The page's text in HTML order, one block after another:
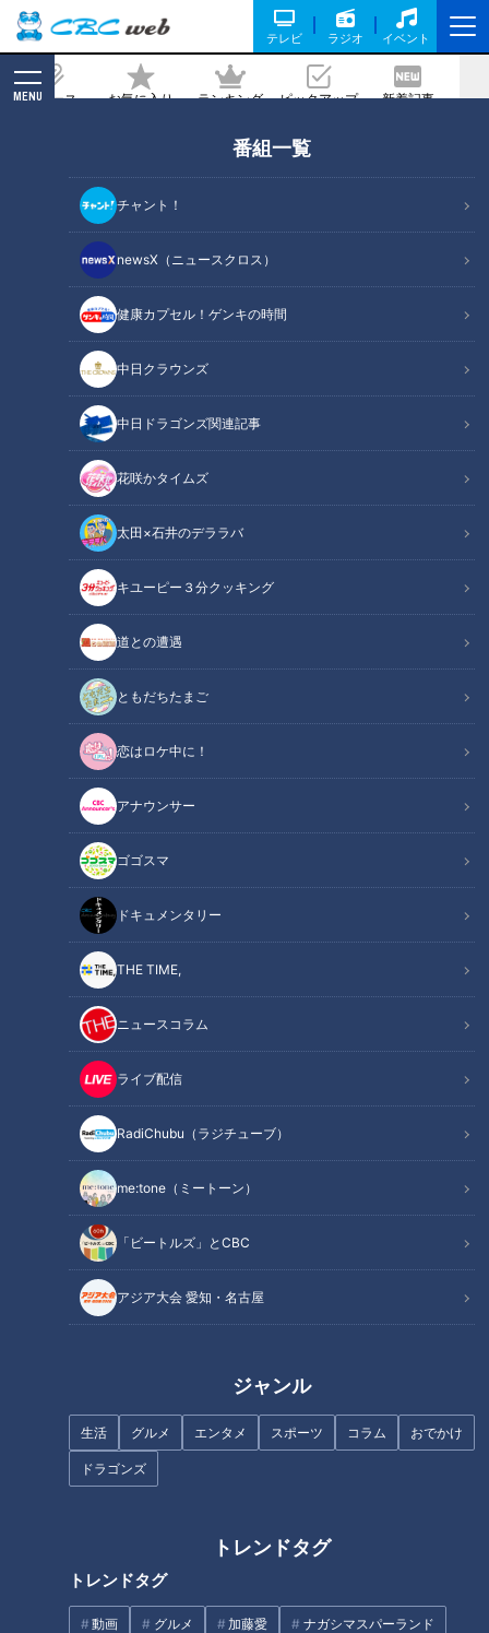
テレビ ラジオ イベント
ニュース お気に入り ランキング ピックアップ 新着記事
MENU
番組一覧
チャント！
newsX（ニュースクロス）
健康カプセル！ゲンキの時間
中日クラウンズ
中日ドラゴンズ関連記事
花咲かタイムズ
太田×石井のデララバ
キユーピー３分クッキング
道との遭遇
ともだちたまご
恋はロケ中に！
アナウンサー
ゴゴスマ
ドキュメンタリー
THE TIME,
ニュースコラム
ライブ配信
RadiChubu（ラジチューブ）
me:tone（ミートーン）
「ビートルズ」とCBC
アジア大会 愛知・名古屋
ジャンル
生活 グルメ エンタメ スポーツ コラム おでかけ
ドラゴンズ
トレンドタグ
トレンドタグ
動画 グルメ 加藤愛 ナガシマスパーランド
しい！大家族流 鶏むね肉を使ったハム
づくり！
記事に戻る
【いきなり大家族クッキング】絶対おいしい！大家族流 鶏むね肉を使
ったハムづくり！
この記事の画像
記事に戻る
この記事を見たあなたへのおすすめ
【太田×石井のデララバ】大人
気！東海地方のおにぎりSP
150万個の爆売れ！超濃厚チー
ズケーキ【デパチャン】
「うざくジュレ」の作り方【キ
「桜もち」の作り方【キユーピ
ユーピー３分クッキング】